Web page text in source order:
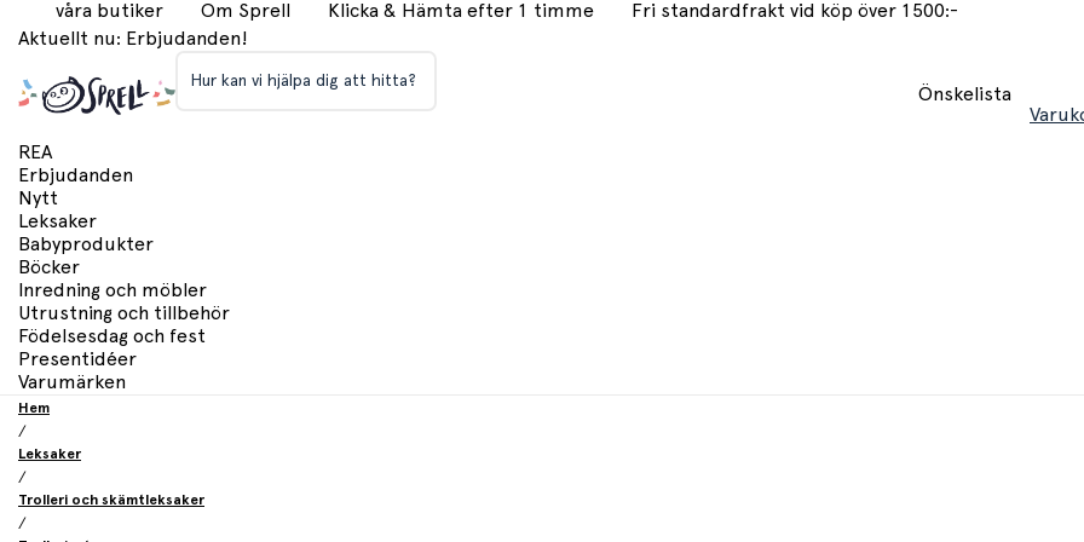
våra butiker Om Sprell Klicka & Hämta efter 1 timme
Fri standardfrakt vid köp över 1500:-
Aktuellt nu: Erbjudanden!
Hur kan vi hjälpa dig att hitta?
Önskelista
REA
Erbjudanden
Nytt
Leksaker
Babyprodukter
Böcker
Inredning och möbler
Utrustning och tillbehör
Födelsesdag och fest
Presentidéer
Varumärken
Hem
/
Leksaker
/
Trolleri och skämtleksaker
/